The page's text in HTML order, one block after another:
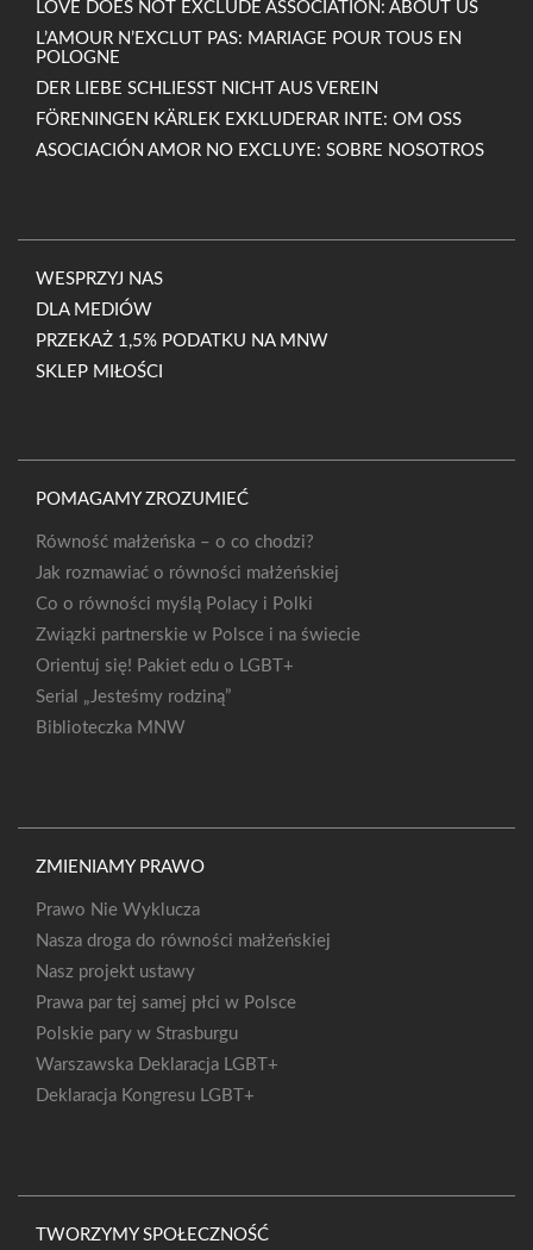
LOVE DOES NOT EXCLUDE ASSOCIATION: ABOUT US
L’AMOUR N’EXCLUT PAS: MARIAGE POUR TOUS EN
POLOGNE
DER LIEBE SCHLIESST NICHT AUS VEREIN
FÖRENINGEN KÄRLEK EXKLUDERAR INTE: OM OSS
ASOCIACIÓN AMOR NO EXCLUYE: SOBRE NOSOTROS
WESPRZYJ NAS
DLA MEDIÓW
PRZEKAŻ 1,5% PODATKU NA MNW
SKLEP MIŁOŚCI
POMAGAMY ZROZUMIEĆ
Równość małżeńska – o co chodzi?
Jak rozmawiać o równości małżeńskiej
Co o równości myślą Polacy i Polki
Związki partnerskie w Polsce i na świecie
Orientuj się! Pakiet edu o LGBT+
Serial „Jesteśmy rodziną”
Biblioteczka MNW
ZMIENIAMY PRAWO
Prawo Nie Wyklucza
Nasza droga do równości małżeńskiej
Nasz projekt ustawy
Prawa par tej samej płci w Polsce
Polskie pary w Strasburgu
Warszawska Deklaracja LGBT+
Deklaracja Kongresu LGBT+
TWORZYMY SPOŁECZNOŚĆ